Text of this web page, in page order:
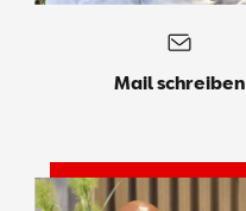
Mail schreiben